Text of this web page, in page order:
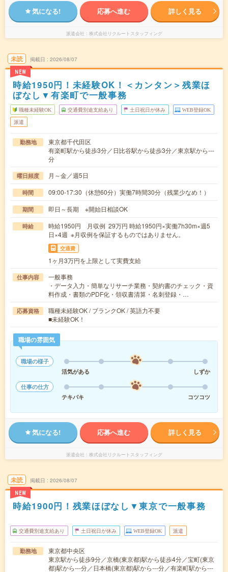
気になる! 応募へ進む 詳しく見る
派遣会社 株式会社リクルートスタッフィング
未読
NEW
掲載日 2026/08/07
時給1950円！未経験OK！＜カンタン＞残業ほ
ぼなし▼有楽町で一般事務
職種未経験OK 交通費別途支給あり 土日祝日が休み WEB登録OK
派遣
勤務地
東京都千代田区
有楽町駅から徒歩3分／日比谷駅から徒歩3分／東京駅から---
分
曜日頻度 月～金／週5日
時間 09:00-17:30（休憩60分）実働7時間30分（残業少なめ！）
期間 即日～長期 ※開始日相談OK
時給
時給1950円 月収例 29万円 時給1950円×実働7h30m×週5
日×4週 ※月収例を保証するものではありません。
交通費
1ヶ月3万円を上限として実費支給
仕事内容
一般事務
・データ入力・簡単なリサーチ業務・契約書のチェック・資
料作成・書類のPDF化・領収書清算・名刺登録・…
応募資格
職種未経験OK / ブランクOK / 英語力不要
■未経験OK！
職場の雰囲気
職場の様子
活気がある
しずか
仕事の仕方
テキパキ
コツコツ
気になる! 応募へ進む 詳しく見る
派遣会社 株式会社リクルートスタッフィング
未読
NEW
掲載日 2026/08/07
時給1900円！残業ほぼなし▼東京で一般事務
交通費別途支給あり 土日祝日が休み WEB登録OK 派遣
勤務地
東京都中央区
東京駅から徒歩9分／京橋(東京都)駅から徒歩4分／宝町(東京
都)駅から---分／日本橋(東京都)駅から---分／有楽町駅から---